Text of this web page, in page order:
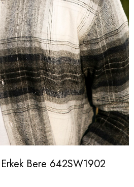
Erkek Bere 642SW1902